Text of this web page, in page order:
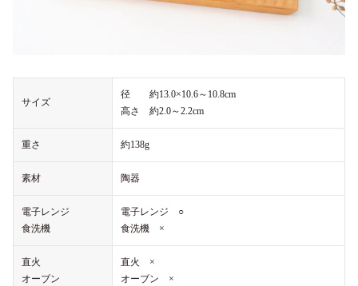
サイズ
径 約13.0×10.6～10.8cm
高さ 約2.0～2.2cm
重さ 約138g
素材 陶器
電子レンジ
食洗機
電子レンジ ○
食洗機 ×
直火
オーブン
直火 ×
オーブン ×